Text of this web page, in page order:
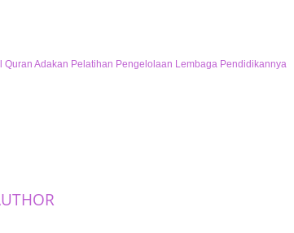
Quran Adakan Pelatihan Pengelolaan Lembaga Pendidikannya